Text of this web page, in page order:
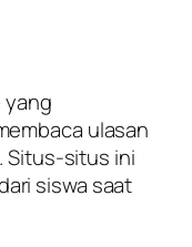
yang
ulasan
Situs-situs ini
siswa saat